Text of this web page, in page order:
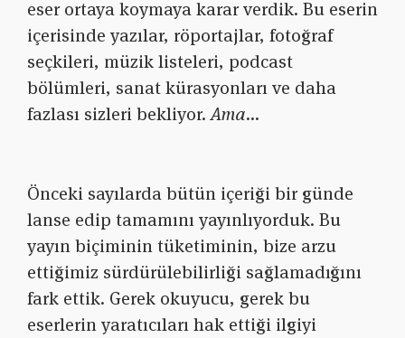
eser ortaya koymaya karar verdik. Bu eserin
içerisinde yazılar, röportajlar, fotoğraf
seçkileri, müzik listeleri, podcast
bölümleri, sanat kürasyonları ve daha
fazlası sizleri bekliyor.Ama…
Önceki sayılarda bütün içeriği bir günde
lanse edip tamamını yayınlıyorduk. Bu
yayın biçiminin tüketiminin, bize arzu
ettiğimiz sürdürülebilirliği sağlamadığını
fark ettik. Gerek okuyucu, gerek bu
eserlerin yaratıcıları hak ettiği ilgiyi